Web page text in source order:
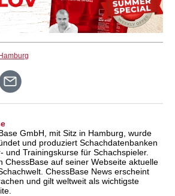
GmbH, mit Sitz in Hamburg, wurde
und produziert Schachdatenbanken
und Trainingskurse für Schachspieler.
ChessBase auf seiner Webseite aktuelle
ChessBase News erscheint
und gilt weltweit als wichtigste